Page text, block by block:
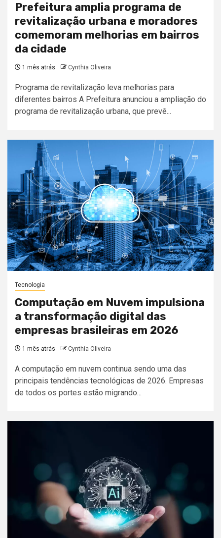
Prefeitura amplia programa de
revitalização urbana e moradores
comemoram melhorias em bairros
da cidade
1 mês atrás Cynthia Oliveira
Programa de revitalização leva melhorias para
diferentes bairros A Prefeitura anunciou a ampliação do
programa de revitalização urbana, que prevê...
Tecnologia
Computação em Nuvem impulsiona
a transformação digital das
empresas brasileiras em 2026
1 mês atrás Cynthia Oliveira
A computação em nuvem continua sendo uma das
principais tendências tecnológicas de 2026. Empresas
de todos os portes estão migrando...